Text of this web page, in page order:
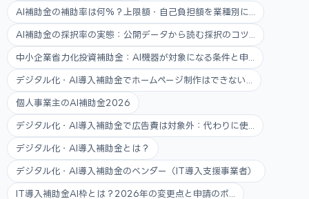
AI補助金の補助率は何%？上限額・自己負担額を業種別に...
AI補助金の採択率の実態：公開データから読む採択のコツ...
中小企業省力化投資補助金：AI機器が対象になる条件と申...
デジタル化・AI導入補助金でホームページ制作はできない...
個人事業主のAI補助金2026
デジタル化・AI導入補助金で広告費は対象外：代わりに使...
デジタル化・AI導入補助金とは？
デジタル化・AI導入補助金のベンダー（IT導入支援事業者）
IT導入補助金AI枠とは？2026年の変更点と申請のポ...